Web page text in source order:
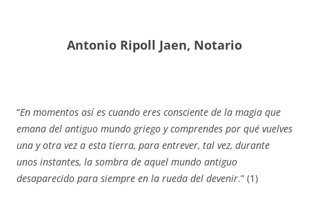
Antonio Ripoll Jaen, Notario
“En momentos así es cuando eres consciente de la magia que
emana del antiguo mundo griego y comprendes por qué vuelves
una y otra vez a esta tierra, para entrever, tal vez, durante
unos instantes, la sombra de aquel mundo antiguo
desaparecido para siempre en la rueda del devenir.” (1)